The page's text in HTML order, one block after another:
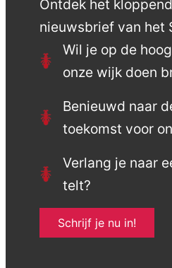
Ontdek het
nieuwsbrief van het
Wil je op de
onze wijk doen
Benieuwd naar
toekomst voor
Verlang je naar
telt?
Schrijf je nu in!